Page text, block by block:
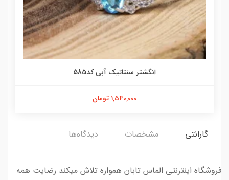
انگشتر سنتاتیک آبی کد585
1,540,000 تومان
گارانتی مشخصات دیدگاه‌ها
فروشگاه اینترنتی الماس تابان همواره تلاش میکند رضایت همه